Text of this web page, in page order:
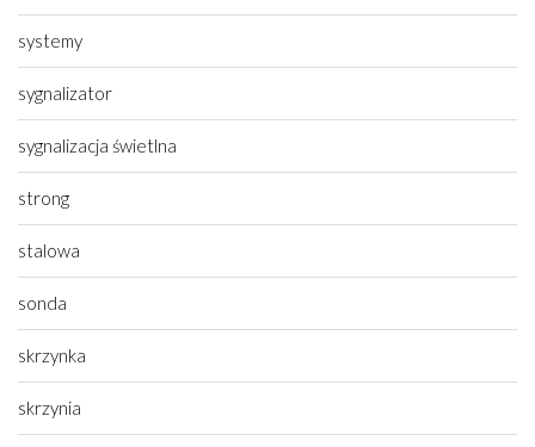
systemy
sygnalizator
sygnalizacja świetlna
strong
stalowa
sonda
skrzynka
skrzynia